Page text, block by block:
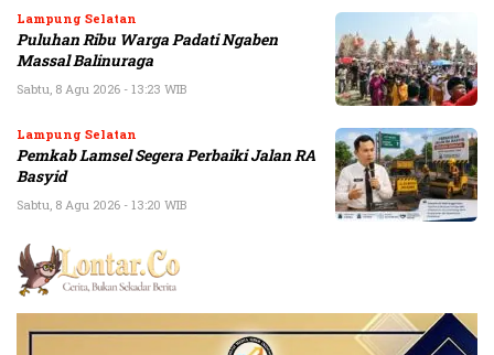
Lampung Selatan
Puluhan Ribu Warga Padati Ngaben
Massal Balinuraga
Sabtu, 8 Agu 2026 - 13:23 WIB
Lampung Selatan
Pemkab Lamsel Segera Perbaiki Jalan RA
Basyid
Sabtu, 8 Agu 2026 - 13:20 WIB